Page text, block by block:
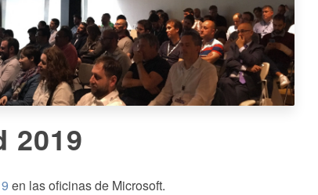
2019
en las oficinas de Microsoft.